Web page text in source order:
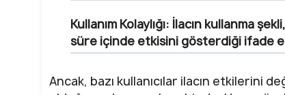
Kullanım Kolaylığı: İlacın kullanma
süre içinde etkisini gösterdiği ifade
Ancak, bazı kullanıcılar ilacın etkilerini